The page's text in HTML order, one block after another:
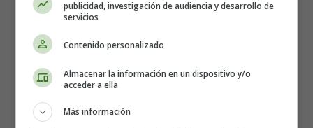
The Baron of Grogzwig - Charles Dickens
publicidad, investigación de audiencia y desarrollo de
servicios
Contenido personalizado
Almacenar la información en un dispositivo y/o
acceder a ella
Más información